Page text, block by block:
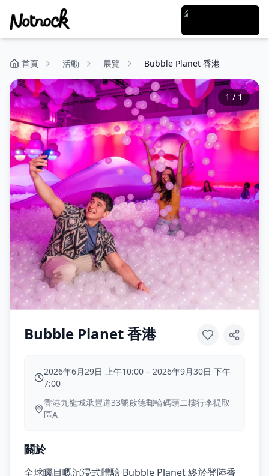
首頁 活動 展覽 Bubble Planet 香港
1 / 1
Bubble Planet 香港
2026年6月29日 上午10:00 – 2026年9月30日 下午
7:00
香港九龍城承豐道33號啟德郵輪碼頭二樓行李提取
區A
關於
全球矚目嘅沉浸式體驗 Bubble Planet 終於登陸香